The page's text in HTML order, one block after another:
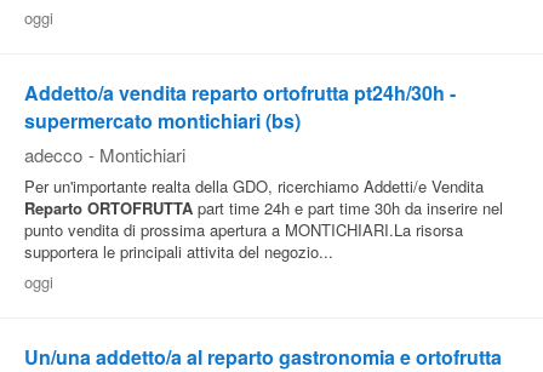
oggi
Addetto/a vendita reparto ortofrutta pt24h/30h -
supermercato montichiari (bs)
adecco - Montichiari
Per un'importante realta della GDO, ricerchiamo Addetti/e Vendita
Reparto ORTOFRUTTA part time 24h e part time 30h da inserire nel
punto vendita di prossima apertura a MONTICHIARI.La risorsa
supportera le principali attivita del negozio...
oggi
Un/una addetto/a al reparto gastronomia e ortofrutta